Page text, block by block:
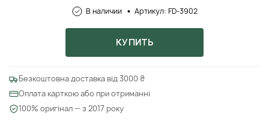
В наличии Артикул: FD-3902
КУПИТЬ
Безкоштовна доставка від 3000 ₴
Оплата карткою або при отриманні
100% оригінал — з 2017 року